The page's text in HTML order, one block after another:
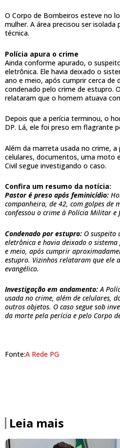
O Corpo de Bombeiros esteve no
mulher. A área precisou ser isolada
técnica.
Polícia apura o crime
Ainda conforme apurado, o
eletrônica. Ele havia deixado o
ano e meio, após cumprir cerca de
condenado pelo crime de estupro.
relataram que o homem atuava
Depois que a perícia terminou, o
DP. Lá, ele foi preso em flagrante
Além da marreta usada no crime,
celulares, documentos, uma moto
Civil segue investigando o caso.
Confira um resumo da notícia:
Pastor é preso após feminicídio:
companheira, de 42, com golpes de
confessou o crime à Polícia Militar e
Condenado por estupro: O
eletrônica e havia deixado o
e meio, após cumprir
estupro. Vizinhos relataram que ele
evangélico.
Investigação em andamento:A
usada no crime, além de celulares,
outros objetos. O caso segue sob
da morte pela perícia e pelo Corpo
Fonte:A Rede PG
Leia mais